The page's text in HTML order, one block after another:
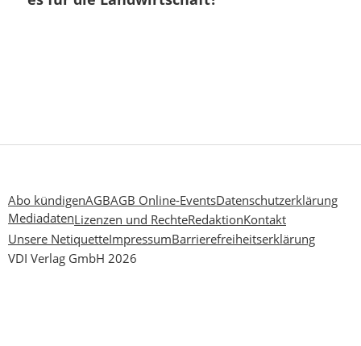
Abo kündigenAGBAGB Online-EventsDatenschutzerklärung
MediadatenLizenzen und RechteRedaktionKontakt
Unsere NetiquetteImpressumBarrierefreiheitserklärung
VDI Verlag GmbH 2026